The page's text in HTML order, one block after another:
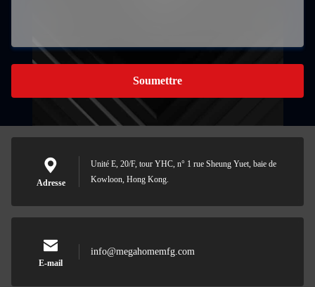
Soumettre
Adresse
Unité E, 20/F, tour YHC, n° 1 rue Sheung Yuet, baie de
Kowloon, Hong Kong.
E-mail
info@megahomemfg.com